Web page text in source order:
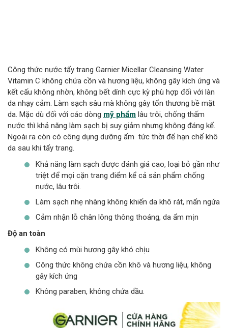
Công thức nước tẩy trang Garnier Micellar Cleansing Water
Vitamin C không chứa cồn và hương liệu, không gây kích ứng và
kết cấu không nhờn, không bết dính cực kỳ phù hợp đối với làn
da nhạy cảm. Làm sạch sâu mà không gây tổn thương bề mặt
da. Mặc dù đối với các dòng mỹ phẩm lâu trôi, chống thấm
nước thì khả năng làm sạch bị suy giảm nhưng không đáng kể.
Ngoài ra còn có công dụng dưỡng ẩm tức thời để hạn chế khô
da sau khi tẩy trang.
Khả năng làm sạch được đánh giá cao, loại bỏ gần như
triệt để mọi cặn trang điểm kể cả sản phẩm chống
nước, lâu trôi.
Làm sạch nhẹ nhàng không khiến da khô rát, mẩn ngứa
Cảm nhận lỗ chân lông thông thoáng, da ẩm mịn
Độ an toàn
Không có mùi hương gây khó chịu
Công thức không chứa cồn khô và hương liệu, không
gây kích ứng
Không paraben, không chứa dầu.